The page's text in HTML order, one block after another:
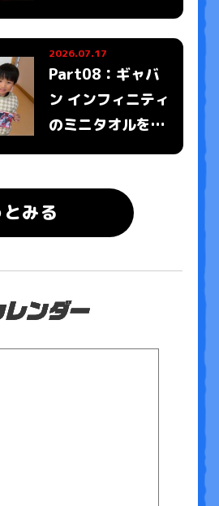
ったみんなの写真
がとどいたよ
2026.07.17
Part08：ギャバ
ン インフィニティ
のミニタオルをも
ったみんなの写真
みる